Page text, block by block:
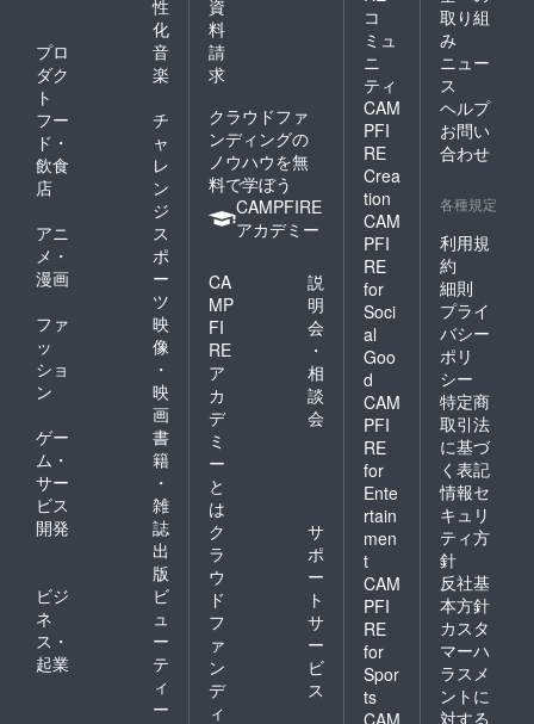
性
化
プロ
ダク
ト
音
楽
フー
ド・
飲食
店
チ
ャ
レ
ン
ジ
アニ
メ・
漫画
ス
ポ
ー
ツ
ファ
ッ
ショ
ン
映
像
・
映
画
ゲー
ム・
サー
ビス
開発
書
籍
・
雑
誌
出
版
ビジ
ネ
ス・
起業
ビ
ュ
ー
テ
ィ
ー
資
料
請
求
クラウドファ
ンディングの
ノウハウを無
料で学ぼう
CAMPFIRE
アカデミー
CA
MP
FI
RE
ア
カ
デ
ミ
ー
と
は
説
明
会
・
相
談
会
ク
ラ
ウ
ド
フ
ァ
ン
デ
ィ
サ
ポ
ー
ト
サ
ー
ビ
ス
コ
ミュ
ニ
ティ
CAM
PFI
RE
Crea
tion
CAM
PFI
RE
for
Soci
al
Goo
d
CAM
PFI
RE
for
Ente
rtain
men
t
CAM
PFI
RE
for
Spor
ts
取り組
み
ニュー
ス
ヘルプ
お問い
合わせ
各種規定
利用規
約
細則
プライ
バシー
ポリ
シー
特定商
取引法
に基づ
く表記
情報セ
キュリ
ティ方
針
反社基
本方針
カスタ
マーハ
ラスメ
ントに
対する